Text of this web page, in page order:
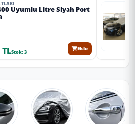
Uyumlu Litre Siyah Port
TLStok: 3
Ekle